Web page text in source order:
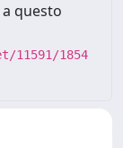
questo
11591/1854